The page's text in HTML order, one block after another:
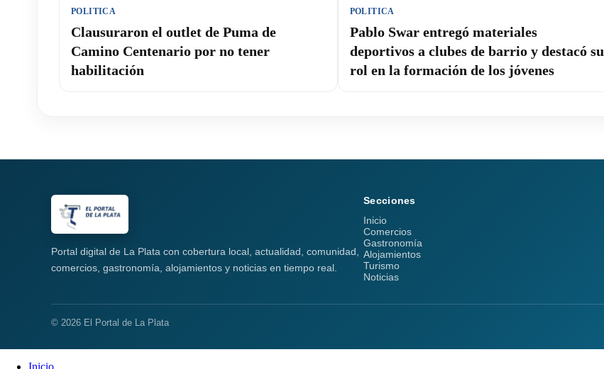
POLITICA
Clausuraron el outlet de Puma de
Camino Centenario por no tener
habilitación
POLITICA
Pablo Swar entregó materiales
deportivos a clubes de barrio y destacó su
rol en la formación de los jóvenes
Portal digital de La Plata con cobertura local, actualidad, comunidad,
comercios, gastronomía, alojamientos y noticias en tiempo real.
Secciones
Inicio
Comercios
Gastronomía
Alojamientos
Turismo
Noticias
© 2026 El Portal de La Plata